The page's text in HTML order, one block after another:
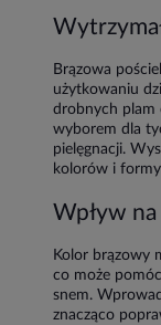
Brązowa
użytkowaniu
drobnych plam
wyborem dla
pielęgnacji.
kolorów i
Wpływ
Kolor brązowy
co może
snem.
znacząco